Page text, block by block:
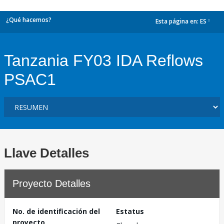
¿Qué hacemos? Esta página en: ES
Tanzania FY03 IDA Reflows
PSAC1
Llave Detalles
Proyecto Detalles
No. de identificación del
Estatus